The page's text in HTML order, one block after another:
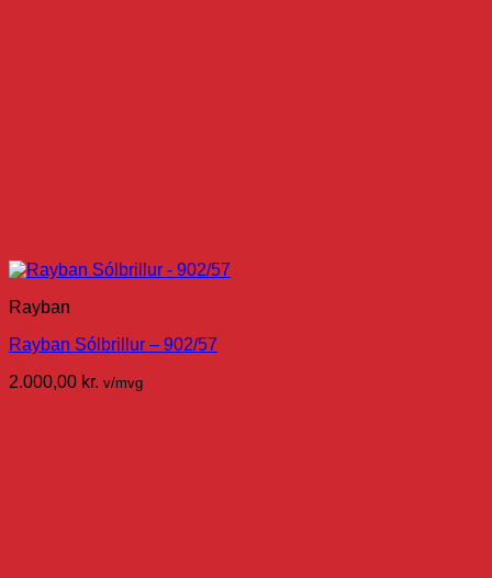
Rayban
Rayban Sólbrillur – 902/57
2.000,00 kr. v/mvg